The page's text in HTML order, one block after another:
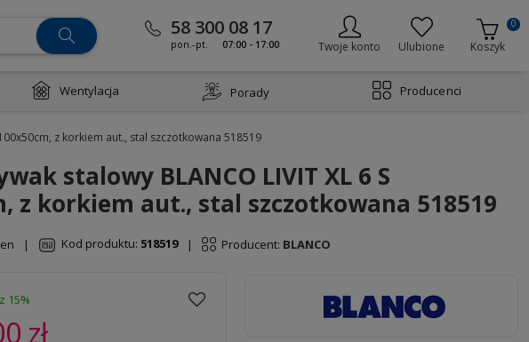
58 300 08 17
pon.-pt. 07:00 - 17:00 Twoje konto Ulubione Koszyk
0
Wentylacja Porady Producenci
z korkiem aut., stal szczotkowana 518519
stalowy BLANCO LIVIT XL 6 S
z korkiem aut., stal szczotkowana 518519
| Kod produktu: 518519 | Producent: BLANCO
15%
zł